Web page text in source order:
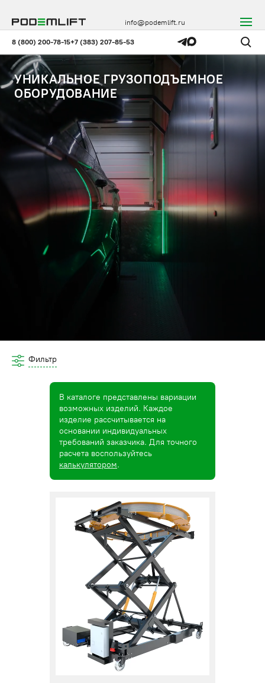
8 (800) 200-78-15+7 (383) 207-85-53
info@podemlift.ru
УНИКАЛЬНОЕ ГРУЗОПОДЪЕМНОЕ
ОБОРУДОВАНИЕ
Фильтр
В каталоге представлены вариации
возможных изделий. Каждое
изделие рассчитывается на
основании индивидуальных
требований заказчика. Для точного
расчета воспользуйтесь
калькулятором.